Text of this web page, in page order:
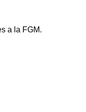
a la FGM.